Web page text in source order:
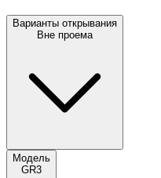
Варианты открывания
Вне проема
Модель
GR3